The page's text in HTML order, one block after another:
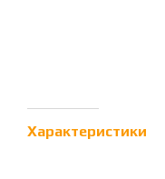
Характеристики